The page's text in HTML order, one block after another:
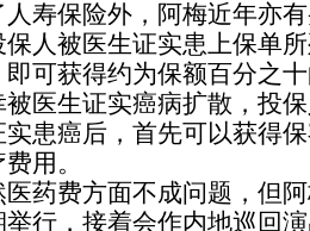
保险外，阿梅近年亦有
保人被医生证实患上保单
即可获得约为保额百分之
被医生证实癌病扩散，投
实患癌后，首先可以获得
用。
费方面不成问题，但阿
举行，接着会作内地巡回